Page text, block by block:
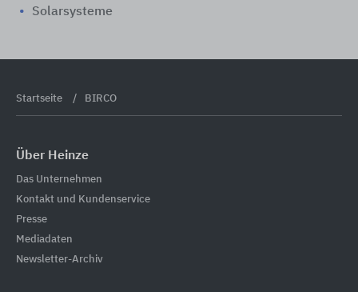
Solarsysteme
Startseite BIRCO
Über Heinze
Das Unternehmen
Kontakt und Kundenservice
Presse
Mediadaten
Newsletter-Archiv